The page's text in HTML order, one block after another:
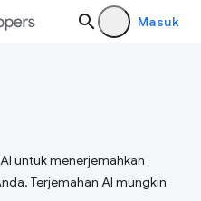
Masuk
untuk menerjemahkan
Terjemahan AI mungkin